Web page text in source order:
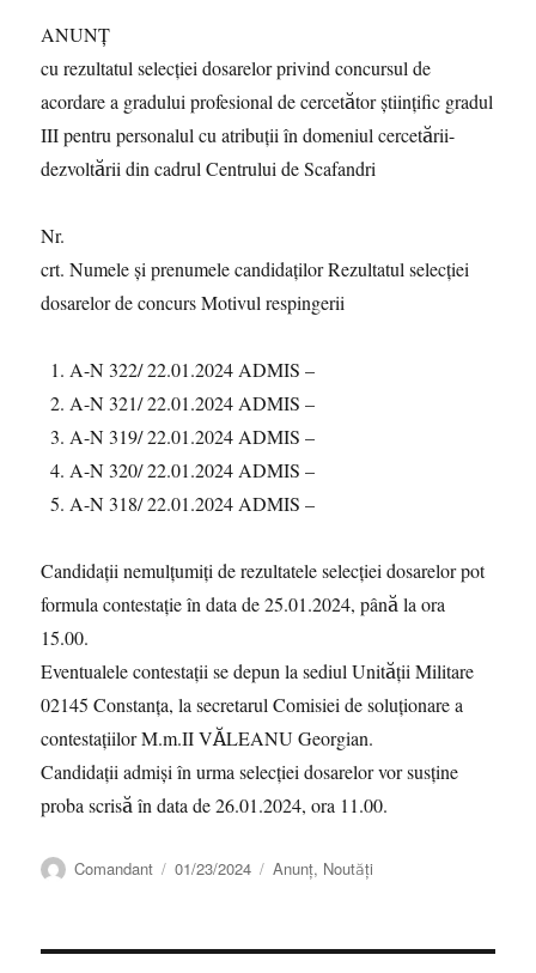
ANUNŢ
cu rezultatul selecției dosarelor privind concursul de
acordare a gradului profesional de cercetător științific gradul
III pentru personalul cu atribuții în domeniul cercetării-
dezvoltării din cadrul Centrului de Scafandri
Nr.
crt. Numele și prenumele candidaţilor Rezultatul selecției
dosarelor de concurs Motivul respingerii
A-N 322/ 22.01.2024 ADMIS –
A-N 321/ 22.01.2024 ADMIS –
A-N 319/ 22.01.2024 ADMIS –
A-N 320/ 22.01.2024 ADMIS –
A-N 318/ 22.01.2024 ADMIS –
Candidații nemulțumiți de rezultatele selecției dosarelor pot
formula contestație în data de 25.01.2024, până la ora
15.00.
Eventualele contestații se depun la sediul Unității Militare
02145 Constanța, la secretarul Comisiei de soluționare a
contestațiilor M.m.II VĂLEANU Georgian.
Candidații admiși în urma selecției dosarelor vor susține
proba scrisă în data de 26.01.2024, ora 11.00.
Autor
Comandant
Publicat
01/23/2024 Categorii
Anunț, Noutăți